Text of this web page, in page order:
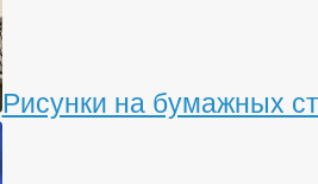
Рисунки на бумажных